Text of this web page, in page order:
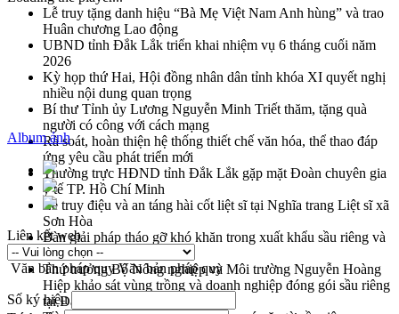
Lễ truy tặng danh hiệu “Bà Mẹ Việt Nam Anh hùng” và trao
Huân chương Lao động
UBND tỉnh Đắk Lắk triển khai nhiệm vụ 6 tháng cuối năm
2026
Kỳ họp thứ Hai, Hội đồng nhân dân tỉnh khóa XI quyết nghị
nhiều nội dung quan trọng
Bí thư Tỉnh ủy Lương Nguyễn Minh Triết thăm, tặng quà
người có công với cách mạng
Rà soát, hoàn thiện hệ thống thiết chế văn hóa, thể thao đáp
ứng yêu cầu phát triển mới
Thường trực HĐND tỉnh Đắk Lắk gặp mặt Đoàn chuyên gia
y tế TP. Hồ Chí Minh
Lễ truy điệu và an táng hài cốt liệt sĩ tại Nghĩa trang Liệt sĩ xã
Sơn Hòa
Bàn giải pháp tháo gỡ khó khăn trong xuất khẩu sầu riêng và
triển khai quy định EUDR
Thứ trưởng Bộ Nông nghiệp và Môi trường Nguyễn Hoàng
Hiệp khảo sát vùng trồng và doanh nghiệp đóng gói sầu riêng
tại Đắk Lắk
Album ảnh
Liên kết web
Văn bản pháp quy Văn bản pháp quy
Số ký hiệu